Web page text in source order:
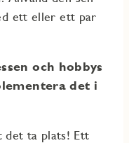
ett eller ett par
och hobbys
det i
det ta plats! Ett